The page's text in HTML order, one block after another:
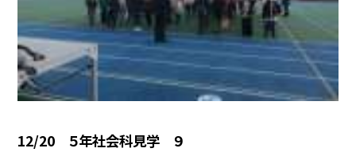
12/20 ５年社会科見学 ９